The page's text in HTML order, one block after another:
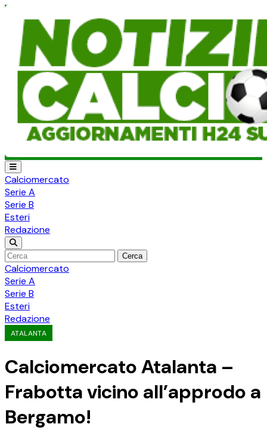
Calciomercato
Serie A
Serie B
Esteri
Redazione
Cerca
Calciomercato
Serie A
Serie B
Esteri
Redazione
ATALANTA
Calciomercato Atalanta –
Frabotta vicino all’approdo a
Bergamo!